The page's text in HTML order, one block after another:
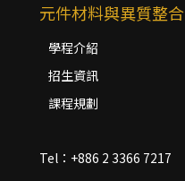
元件材料與異質整合
學程介紹
招生資訊
課程規劃
Tel：+886 2 3366 7217